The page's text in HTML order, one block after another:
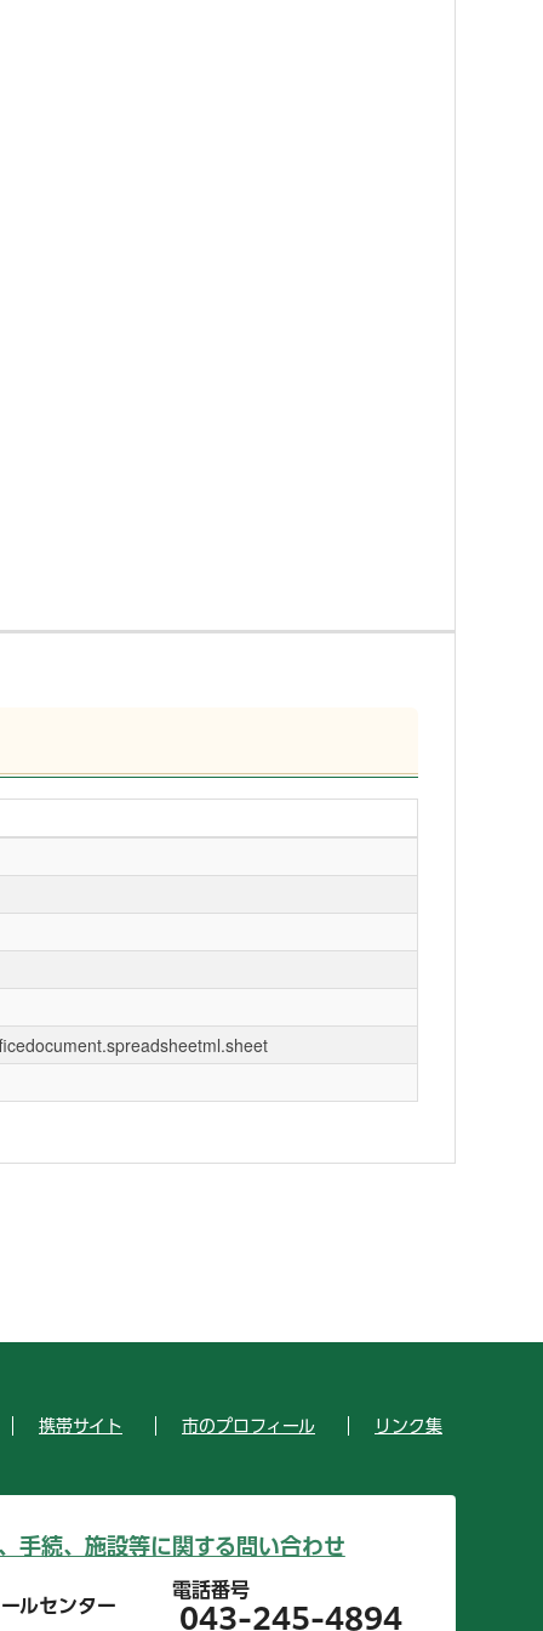
携帯サイト 市のプロフィール リンク集
手続、施設等に関する問い合わせ
ルセンター
電話番号
043-245-4894